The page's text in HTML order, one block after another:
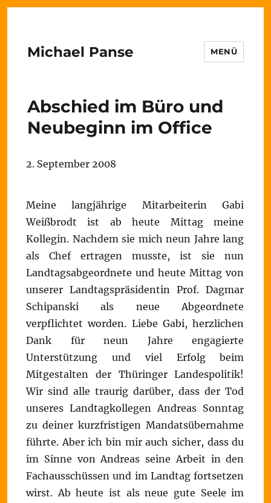
Michael Panse MENÜ
Abschied im Büro und
Neubeginn im Office
2. September 2008
Meine langjährige Mitarbeiterin Gabi
Weißbrodt ist ab heute Mittag meine
Kollegin. Nachdem sie mich neun Jahre lang
als Chef ertragen musste, ist sie nun
Landtagsabgeordnete und heute Mittag von
unserer Landtagspräsidentin Prof. Dagmar
Schipanski als neue Abgeordnete
verpflichtet worden. Liebe Gabi, herzlichen
Dank für neun Jahre engagierte
Unterstützung und viel Erfolg beim
Mitgestalten der Thüringer Landespolitik!
Wir sind alle traurig darüber, dass der Tod
unseres Landtagkollegen Andreas Sonntag
zu deiner kurzfristigen Mandatsübernahme
führte. Aber ich bin mir auch sicher, dass du
im Sinne von Andreas seine Arbeit in den
Fachausschüssen und im Landtag fortsetzen
wirst. Ab heute ist als neue gute Seele im